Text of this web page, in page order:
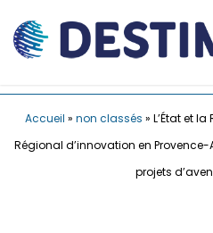
Accueil » non classés » L’État et
Régional d’innovation en Provence-
projets